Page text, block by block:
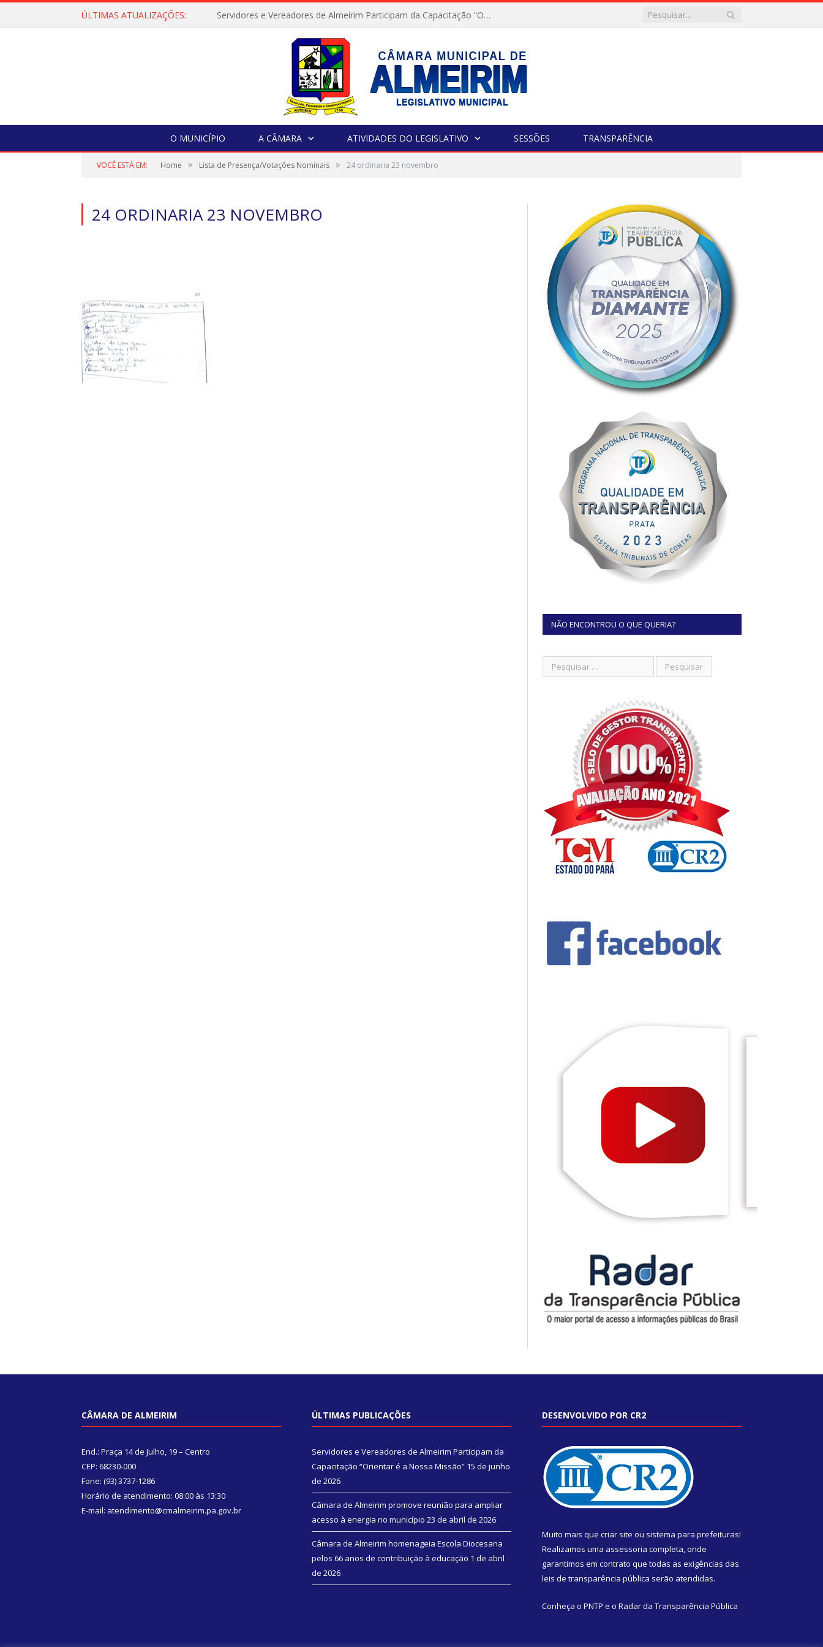
ÚLTIMAS ATUALIZAÇÕES: Servidores e Vereadores de Almeirim Participam da Capacitação “Orientar é a Nossa Missão”
O MUNICÍPIO A CÂMARA ATIVIDADES DO LEGISLATIVO SESSÕES TRANSPARÊNCIA
VOCÊ ESTÁ EM: Home » Lista de Presença/Votações Nominais » 24 ordinaria 23 novembro
24 ORDINARIA 23 NOVEMBRO
NÃO ENCONTROU O QUE QUERIA?
CÂMARA DE ALMEIRIM
End.: Praça 14 de Julho, 19 – Centro
CEP: 68230-000
Fone: (93) 3737-1286
Horário de atendimento: 08:00 às 13:30
E-mail: atendimento@cmalmeirim.pa.gov.br
ÚLTIMAS PUBLICAÇÕES
Servidores e Vereadores de Almeirim Participam da
Capacitação “Orientar é a Nossa Missão” 15 de junho
de 2026
Câmara de Almeirim promove reunião para ampliar
acesso à energia no município 23 de abril de 2026
Câmara de Almeirim homenageia Escola Diocesana
pelos 66 anos de contribuição à educação 1 de abril
de 2026
DESENVOLVIDO POR CR2
Muito mais que criar site ou sistema para prefeituras!
Realizamos uma assessoria completa, onde
garantimos em contrato que todas as exigências das
leis de transparência pública serão atendidas.
Conheça o PNTP e o Radar da Transparência Pública